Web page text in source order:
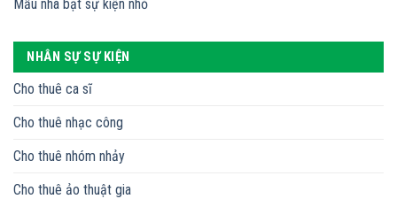
Mẫu nhà bạt sự kiện nhỏ
NHÂN SỰ SỰ KIỆN
Cho thuê ca sĩ
Cho thuê nhạc công
Cho thuê nhóm nhảy
Cho thuê ảo thuật gia